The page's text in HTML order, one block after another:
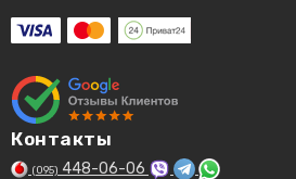
Контакты
(095) 448-06-06